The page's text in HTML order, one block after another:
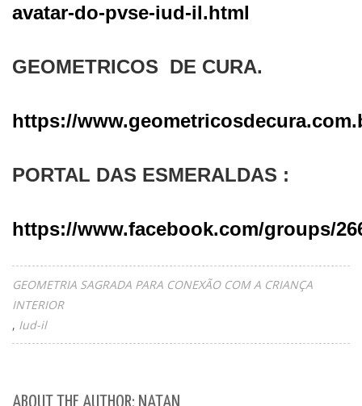
avatar-do-pvse-iud-il.html
GEOMETRICOS DE CURA.
https://
PORTAL DAS ESMERALDAS :
https://www.facebook.com/groups/
GEOMETRIA SAGRADA PARA CONEXÃO COM A CRIANÇA
INTERIOR
Iud-il